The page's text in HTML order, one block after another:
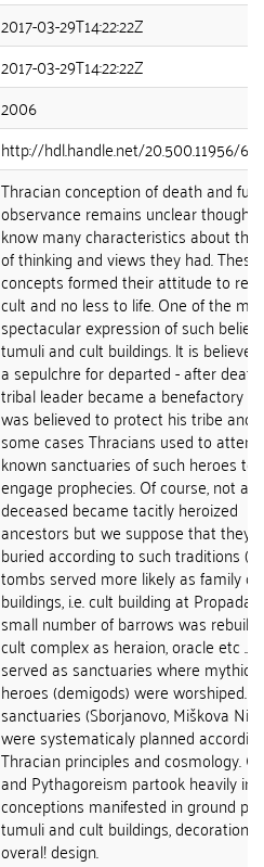
2017-03-29T14:22:22Z
2017-03-29T14:22:22Z
2006
http://hdl.handle.net/20.500.11956/
Thracian conception of death and
observance remains unclear though
know many characteristics about
of thinking and views they had. These
concepts formed their attitude to
cult and no less to life. One of the
spectacular expression of such
tumuli and cult buildings. lt is
a sepulchre for departed - after
tribal leader became a benefactory
was believed to protect his tribe and
some cases Thracians used to
known sanctuaries of such heroes to
engage prophecies. Of course, not all
deceased became tacitly heroized
ancestors but we suppose that they
buried according to such traditions
tombs served more likely as family
buildings, i.e. cult building at Propada).
small number of barrows was rebuilt
cult complex as heraion, oracle etc ..
served as sanctuaries where mythical
heroes (demigods) were worshiped.
sanctuaries (Sborjanovo, Miškova
were systematicaly planned
Thracian principles and cosmology.
and Pythagoreism partook heavily in
conceptions manifested in ground
tumuli and cult buildings, decoration
overal! design.